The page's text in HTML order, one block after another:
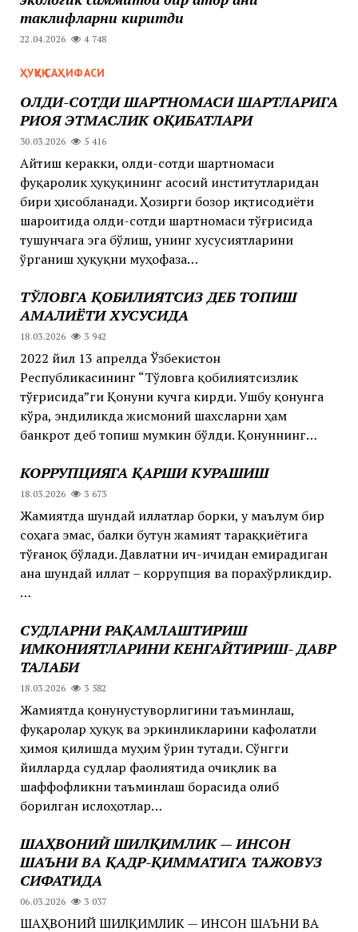
таклифларни киритди
22.04.2026 4 748
ҲУҚУҚ САҲИФАСИ
ОЛДИ-СОТДИ ШАРТНОМАСИ ШАРТЛАРИГА
РИОЯ ЭТМАСЛИК ОҚИБАТЛАРИ
30.03.2026 5 416
Айтиш керакки, олди-сотди шартномаси
фуқаролик ҳуқуқининг асосий институтларидан
бири ҳисобланади. Ҳозирги бозор иқтисодиёти
шароитида олди-сотди шартномаси тўғрисида
тушунчага эга бўлиш, унинг хусусиятларини
ўрганиш ҳуқуқни муҳофаза…
ТЎЛОВГА ҚОБИЛИЯТСИЗ ДЕБ ТОПИШ
АМАЛИЁТИ ХУСУСИДА
18.03.2026 3 942
2022 йил 13 апрелда Ўзбекистон
Республикасининг “Тўловга қобилиятсизлик
тўғрисида”ги Қонуни кучга кирди. Ушбу қонунга
кўра, эндиликда жисмоний шахсларни ҳам
банкрот деб топиш мумкин бўлди. Қонуннинг…
КОРРУПЦИЯГА ҚАРШИ КУРАШИШ
18.03.2026 3 673
Жамиятда шундай иллатлар борки, у маълум бир
соҳага эмас, балки бутун жамият тараққиётига
тўғаноқ бўлади. Давлатни ич-ичидан емирадиган
ана шундай иллат – коррупция ва порахўрликдир.
…
СУДЛАРНИ РАҚАМЛАШТИРИШ
ИМКОНИЯТЛАРИНИ КЕНГАЙТИРИШ- ДАВР
ТАЛАБИ
18.03.2026 3 582
Жамиятда қонунустуворлигини таъминлаш,
фуқаролар ҳуқуқ ва эркинликларини кафолатли
ҳимоя қилишда муҳим ўрин тутади. Сўнгги
йилларда судлар фаолиятида очиқлик ва
шаффофликни таъминлаш борасида олиб
борилган ислоҳотлар…
ШАҲВОНИЙ ШИЛҚИМЛИК — ИНСОН
ШАЪНИ ВА ҚАДР-ҚИММАТИГА ТАЖОВУЗ
СИФАТИДА
06.03.2026 3 037
ШАҲВОНИЙ ШИЛҚИМЛИК — ИНСОН ШАЪНИ ВА